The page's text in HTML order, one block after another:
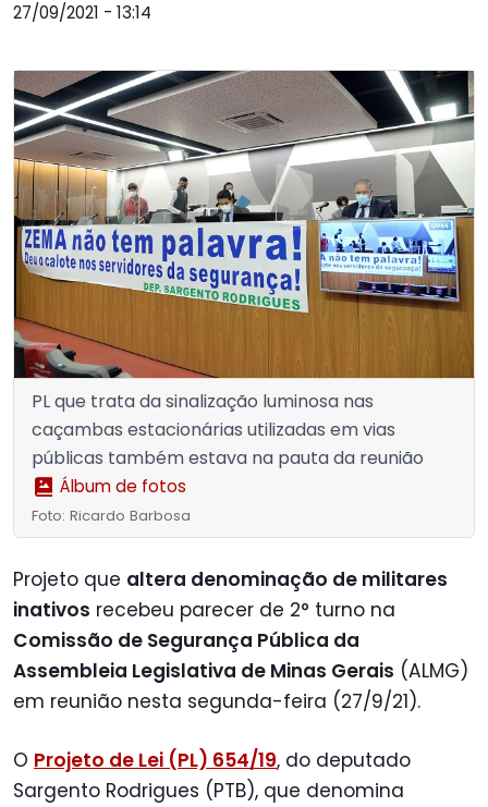
27/09/2021 - 13:14
PL que trata da sinalização luminosa nas
caçambas estacionárias utilizadas em vias
públicas também estava na pauta da reunião
Álbum de fotos
Foto: Ricardo Barbosa
Projeto que altera denominação de militares
inativos recebeu parecer de 2° turno na
Comissão de Segurança Pública da
Assembleia Legislativa de Minas Gerais (ALMG)
em reunião nesta segunda-feira (27/9/21).
O Projeto de Lei (PL) 654/19, do deputado
Sargento Rodrigues (PTB), que denomina